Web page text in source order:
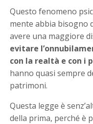
Questo fenomeno
mente abbia bisogno
avere una maggiore
evitare
con la realtà e con i
hanno quasi sempre
patrimoni.
Questa legge è
della prima, perché è